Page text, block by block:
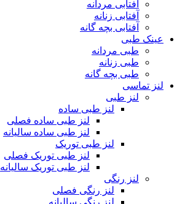
آفتابی مردانه
آفتابی زنانه
آفتابی بچه گانه
عینک طبی
طبی مردانه
طبی زنانه
طبی بچه گانه
لنز تماسی
لنز طبی
لنز طبی ساده
لنز طبی ساده فصلی
لنز طبی ساده سالیانه
لنز طبی توریک
لنز طبی توریک فصلی
لنز طبی توریک سالیانه
لنز رنگی
لنز رنگی فصلی